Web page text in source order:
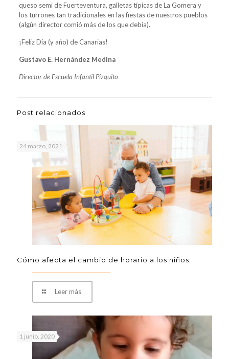
queso semi de Fuerteventura, galletas típicas de La Gomera y
los turrones tan tradicionales en las fiestas de nuestros pueblos
(algún director comió más de los que debía).
¡Feliz Día (y año) de Canarias!
Gustavo E. Hernández Medina
Director de Escuela Infantil Pizquito
Post relacionados
24 marzo, 2021
Cómo afecta el cambio de horario a los niños
Leer más
1 junio, 2020